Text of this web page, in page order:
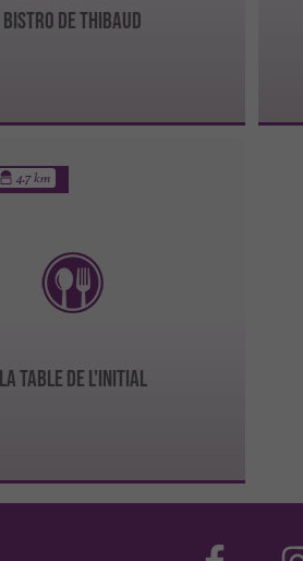
Bistro de Thibaud
La Table de L'Initial
4.7 km